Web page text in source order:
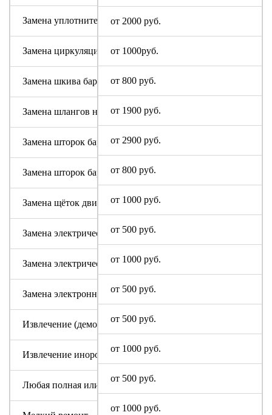
от 2000 руб.
от 1000руб.
от 800 руб.
от 1900 руб.
от 2900 руб.
от 800 руб.
от 1000 руб.
от 500 руб.
от 1000 руб.
от 500 руб.
от 500 руб.
от 1000 руб.
от 500 руб.
от 1000 руб.
Замена уплотнительной резины люка (манжеты)
Замена циркуляционного насоса GALATEC
Замена шкива барабана
Замена шлангов налива и слива воды
Замена шторок барабана (для машин с вертикальной
Замена шторок барабана с разбором бака (для машин с
Замена щёток двигателя
Замена электрического модуля на новый
Замена электрического шнура
Замена электронного модуля
Извлечение (демонтаж) машинки из труднодоступных мест
Извлечение инородного предмета (без разбора бака)
Любая полная или частичная разборка машины GALATEC